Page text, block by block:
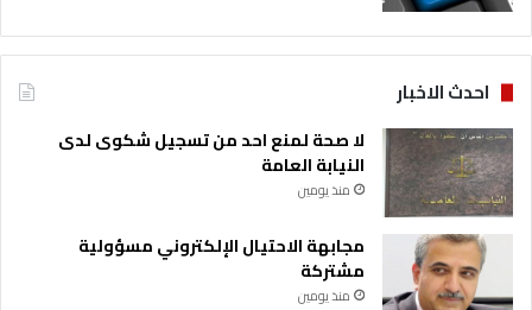
احدث الاخبار
لا صحة لمنع احد من تسجيل شكوى لدى
النيابة العامة
منذ يومين
مجابهة الاحتيال الإلكتروني مسؤولية
مشتركة
منذ يومين